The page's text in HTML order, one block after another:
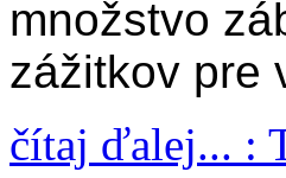
množstvo
zážitkov pre
čítaj ďalej... :